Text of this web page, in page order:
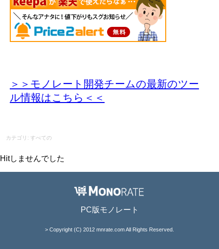
＞＞モノレート開発チームの最新のツー
ル情報はこちら＜＜
カテゴリ: すべての
Hitしませんでした
PC版モノレート
> Copyright (C) 2012 mnrate.com All Rights Reserved.